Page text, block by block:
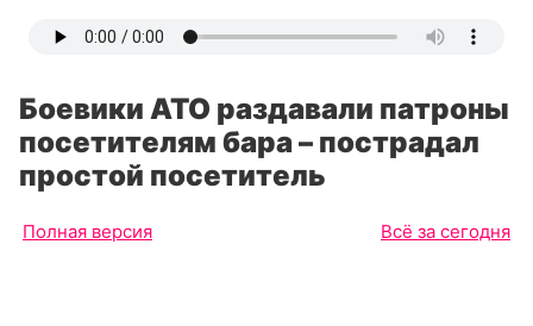
Боевики АТО раздавали патроны
посетителям бара – пострадал
простой посетитель
Полная версия Всё за сегодня